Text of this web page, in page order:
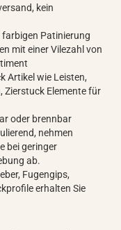
kein
farbigen Patinierung
mit einer Vilezahl von
Artikel wie Leisten,
Zierstuck Elemente für
oder brennbar
nehmen
bei geringer
ab.
Fugengips,
erhalten Sie